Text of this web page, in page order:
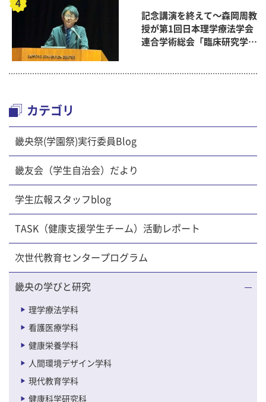
記念講演を終えて～森岡周教
授が第1回日本理学療法学会
連合学術総会「臨床研究学術
カテゴリ
畿央祭(学園祭)実行委員Blog
畿友会（学生自治会）だより
学生広報スタッフblog
TASK（健康支援学生チーム）活動レポート
次世代教育センタープログラム
畿央の学びと研究
理学療法学科
看護医療学科
健康栄養学科
人間環境デザイン学科
現代教育学科
健康科学研究科